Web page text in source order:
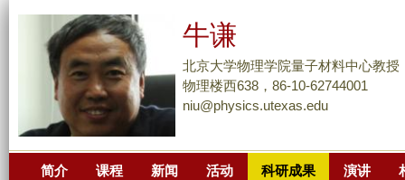
到
主
牛谦
北京大学物理学院量子材料中心教授
物理楼西638，86-10-62744001
niu@physics.utexas.edu
简介 课程 新闻 活动 科研成果 演讲